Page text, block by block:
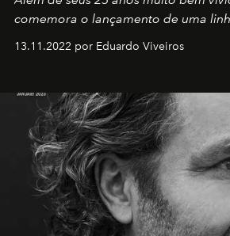
comemora o lançamento de uma
13.11.2022 por Eduardo Viveiros